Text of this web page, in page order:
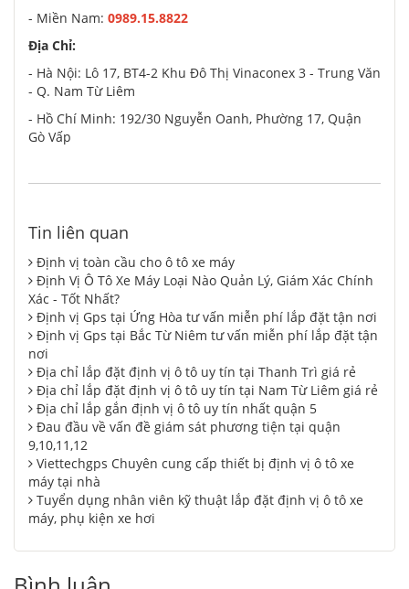
- Miền Nam: 0989.15.8822
Địa Chỉ:
- Hà Nội: Lô 17, BT4-2 Khu Đô Thị Vinaconex 3 - Trung Văn
- Q. Nam Từ Liêm
- Hồ Chí Minh: 192/30 Nguyễn Oanh, Phường 17, Quận
Gò Vấp
Tin liên quan
Định vị toàn cầu cho ô tô xe máy
Định Vị Ô Tô Xe Máy Loại Nào Quản Lý, Giám Xác Chính
Xác - Tốt Nhất?
Định vị Gps tại Ứng Hòa tư vấn miễn phí lắp đặt tận nơi
Định vị Gps tại Bắc Từ Niêm tư vấn miễn phí lắp đặt tận
nơi
Địa chỉ lắp đặt định vị ô tô uy tín tại Thanh Trì giá rẻ
Địa chỉ lắp đặt định vị ô tô uy tín tại Nam Từ Liêm giá rẻ
Địa chỉ lắp gắn định vị ô tô uy tín nhất quận 5
Đau đầu về vấn đề giám sát phương tiện tại quận
9,10,11,12
Viettechgps Chuyên cung cấp thiết bị định vị ô tô xe
máy tại nhà
Tuyển dụng nhân viên kỹ thuật lắp đặt định vị ô tô xe
máy, phụ kiện xe hơi